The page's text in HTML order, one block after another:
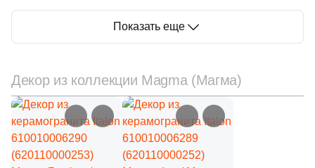
Волнистая (1)
Гранит (1)
Дерево (127)
Кирпич (11)
Показать еще
Декор из коллекции Magma (Магма)